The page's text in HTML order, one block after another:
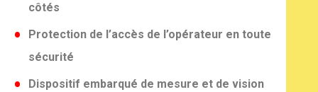
côtés
Protection de l’accès de l’opérateur en toute
sécurité
Dispositif embarqué de mesure et de vision